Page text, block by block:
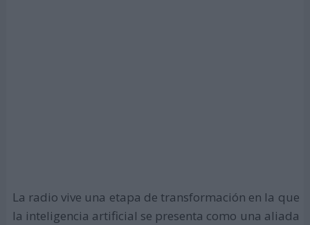
La radio vive una etapa de transformación en la que
la inteligencia artificial se presenta como una aliada